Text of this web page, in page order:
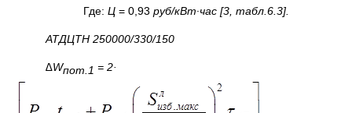
Где: Ц= 0,93 руб/кВт∙час [3, табл.6.3].
АТДЦТН 250000/330/150
∆Wпот.1 = 2·